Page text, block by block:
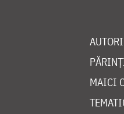
AUTORI
MAICI